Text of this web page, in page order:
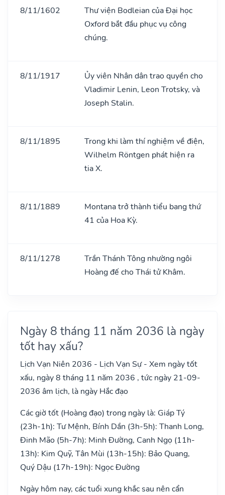
8/11/1602
Thư viện Bodleian của Đại học
Oxford bắt đầu phục vụ công
chúng.
8/11/1917
Ủy viên Nhân dân trao quyền cho
Vladimir Lenin, Leon Trotsky, và
Joseph Stalin.
8/11/1895
Trong khi làm thí nghiệm về điện,
Wilhelm Röntgen phát hiện ra
tia X.
8/11/1889
Montana trở thành tiểu bang thứ
41 của Hoa Kỳ.
8/11/1278
Trần Thánh Tông nhường ngôi
Hoàng đế cho Thái tử Khâm.
Ngày 8 tháng 11 năm 2036 là ngày
tốt hay xấu?
Lịch Vạn Niên 2036 - Lịch Vạn Sự - Xem ngày tốt
xấu, ngày 8 tháng 11 năm 2036 , tức ngày 21-09-
2036 âm lịch, là ngày Hắc đạo
Các giờ tốt (Hoàng đạo) trong ngày là: Giáp Tý
(23h-1h): Tư Mệnh, Bính Dần (3h-5h): Thanh Long,
Đinh Mão (5h-7h): Minh Đường, Canh Ngọ (11h-
13h): Kim Quỹ, Tân Mùi (13h-15h): Bảo Quang,
Quý Dậu (17h-19h): Ngọc Đường
Ngày hôm nay, các tuổi xung khắc sau nên cẩn